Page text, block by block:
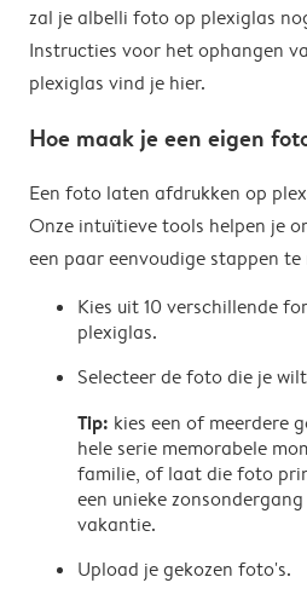
zal je albelli foto op plexiglas
Instructies voor het ophangen
plexiglas vind je hier.
Hoe maak je een eigen
Een foto laten afdrukken op
Onze intuïtieve tools helpen je
een paar eenvoudige stappen te
Kies uit 10 verschillende
plexiglas.
Selecteer de foto die je
Tip: kies een of meerdere
hele serie memorabele
familie, of laat die foto
een unieke
vakantie.
Upload je gekozen foto's.